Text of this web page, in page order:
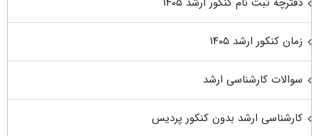
زمان کنکور ارشد ۱۴۰۵
سوالات کارشناسی ارشد
کارشناسی ارشد بدون کنکور پردیس